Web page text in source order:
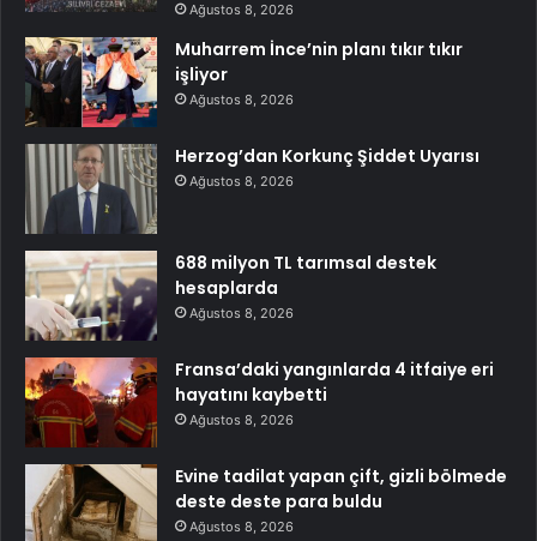
Ağustos 8, 2026
Muharrem İnce’nin planı tıkır tıkır
işliyor
Ağustos 8, 2026
Herzog’dan Korkunç Şiddet Uyarısı
Ağustos 8, 2026
688 milyon TL tarımsal destek
hesaplarda
Ağustos 8, 2026
Fransa’daki yangınlarda 4 itfaiye eri
hayatını kaybetti
Ağustos 8, 2026
Evine tadilat yapan çift, gizli bölmede
deste deste para buldu
Ağustos 8, 2026